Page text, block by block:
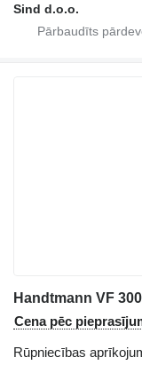
Sind d.o.o.
Handtmann VF 300
Cena pēc
Rūpniecības